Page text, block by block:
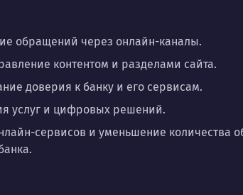
обращений через онлайн-каналы.
контентом и разделами сайта.
доверия к банку и его сервисам.
услуг и цифровых решений.
сервисов и уменьшение количества